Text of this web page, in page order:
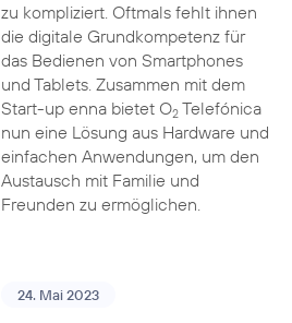
zu kompliziert. Oftmals fehlt ihnen
die digitale Grundkompetenz für
das Bedienen von Smartphones
und Tablets. Zusammen mit dem
Start-up enna bietet O2Telefónica
nun eine Lösung aus Hardware und
einfachen Anwendungen, um den
Austausch mit Familie und
Freunden zu ermöglichen.
24. Mai 2023